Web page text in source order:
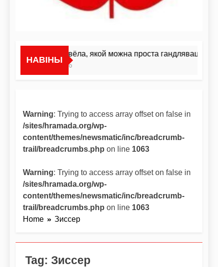
НАВІНЫ
«Я не жывёла, якой можна проста гандляваць»У
Warning: Trying to access array offset on false in
/sites/hramada.org/wp-
content/themes/newsmatic/inc/breadcrumb-
trail/breadcrumbs.php on line 1063
Warning: Trying to access array offset on false in
/sites/hramada.org/wp-
content/themes/newsmatic/inc/breadcrumb-
trail/breadcrumbs.php on line 1063
Home
Зиссер
Tag: Зиссер